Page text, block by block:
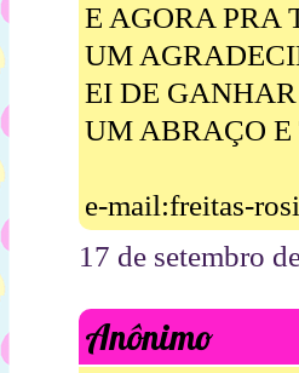
E AGORA PRA
UM
EI DE
UM ABRAÇO
e-mail:freitas-
17 de setembro
Anônimo